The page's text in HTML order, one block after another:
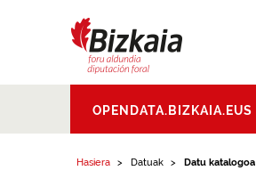
Aldundia.Diputacion
Foral de Bizkaia
OPENDATA.BIZKAIA.EUS
Hasiera Datuak Datu katalogoa